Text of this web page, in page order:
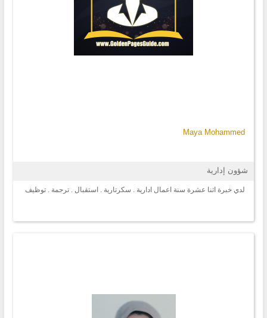
Maya Mohammed
شؤون إدارية
لدي خبرة اثنا عشرة سنة اعمال ادارية . سكرتارية . استقبال . ترجمة . توظيف